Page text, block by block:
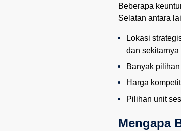
Beberapa
Selatan antara
Lokasi
dan sekitarnya
Banyak
Harga
Pilihan unit
Mengapa